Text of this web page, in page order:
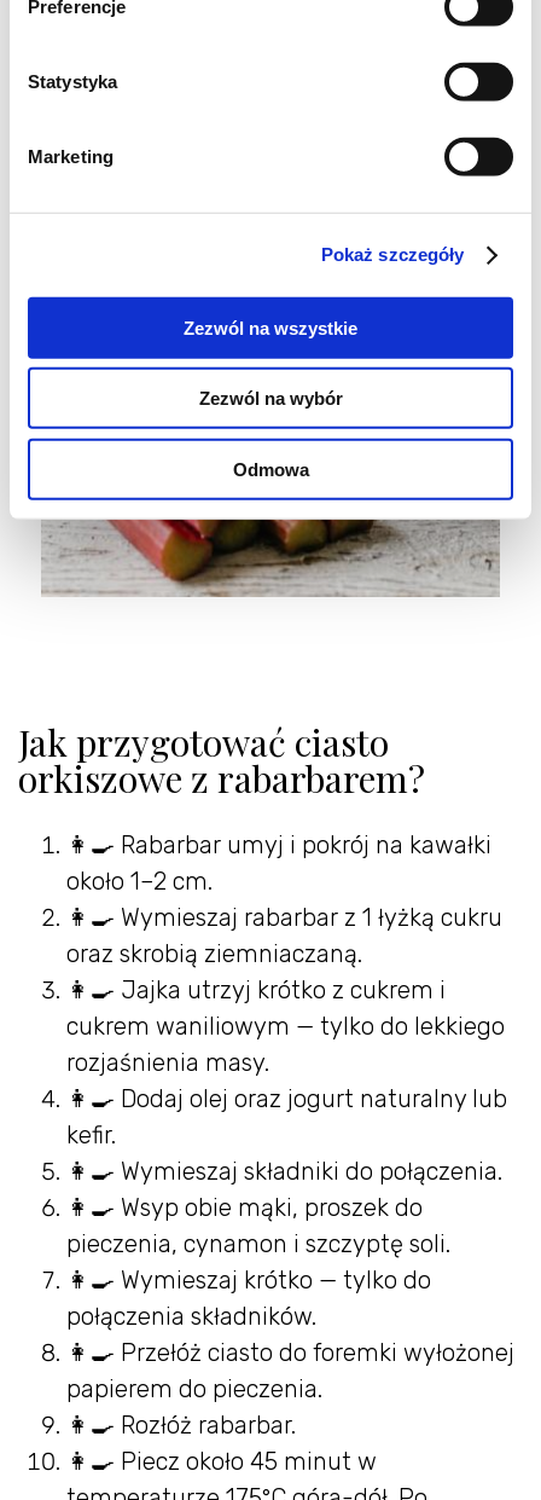
Preferencje
Statystyka
Marketing
Pokaż szczegóły
Zezwól na wszystkie
Zezwól na wybór
Odmowa
Jak przygotować ciasto
orkiszowe z rabarbarem?
👩‍🍳 Rabarbar umyj i pokrój na kawałki
około 1–2 cm.
👩‍🍳 Wymieszaj rabarbar z 1 łyżką cukru
oraz skrobią ziemniaczaną.
👩‍🍳 Jajka utrzyj krótko z cukrem i
cukrem waniliowym — tylko do lekkiego
rozjaśnienia masy.
👩‍🍳 Dodaj olej oraz jogurt naturalny lub
kefir.
👩‍🍳 Wymieszaj składniki do połączenia.
👩‍🍳 Wsyp obie mąki, proszek do
pieczenia, cynamon i szczyptę soli.
👩‍🍳 Wymieszaj krótko — tylko do
połączenia składników.
👩‍🍳 Przełóż ciasto do foremki wyłożonej
papierem do pieczenia.
👩‍🍳 Rozłóż rabarbar.
👩‍🍳 Piecz około 45 minut w